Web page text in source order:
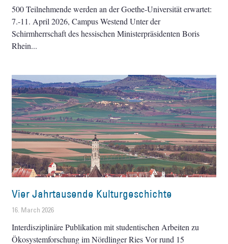
500 Teilnehmende werden an der Goethe-Universität erwartet:
7.-11. April 2026, Campus Westend Unter der
Schirmherrschaft des hessischen Ministerpräsidenten Boris
Rhein
Vier Jahrtausende Kulturgeschichte
16. March 2026
Interdisziplinäre Publikation mit studentischen Arbeiten zu
Ökosystemforschung im Nördlinger Ries Vor rund 15